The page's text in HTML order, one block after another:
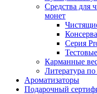
Средства для
монет
Серия
Карманные
Литература
Ароматизаторы
Подарочный